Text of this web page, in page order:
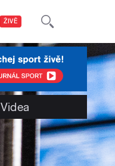
ŽIVĚ
Videa